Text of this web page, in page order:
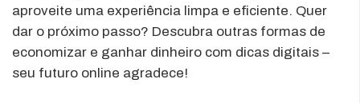
aproveite uma experiência limpa e eficiente. Quer
dar o próximo passo? Descubra outras formas de
economizar e ganhar dinheiro com dicas digitais –
seu futuro online agradece!